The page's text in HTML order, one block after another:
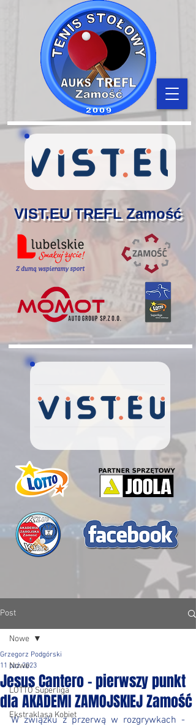
VIST.EU TREFL Zamość
Post
Nowe
LOTTO Superliga
Ekstraklasa Kobiet
Nowe
Jesus Cantero - pierwszy punkt
dla AKADEMI ZAMOJSKIEJ Zamość
Grzegorz Podgórski
11 paź 2023
W związku z przerwą w rozgrywkach -